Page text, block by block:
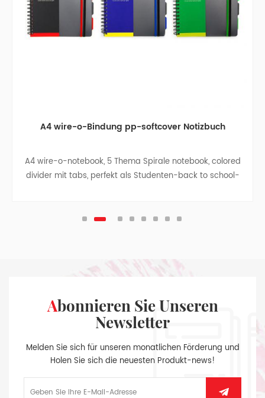
A4 wire-o-Bindung pp-softcover Notizbuch
A4 wire-o-notebook, 5 Thema Spirale notebook, colored
divider mit tabs, perfekt als Studenten-back to school-
Abonnieren Sie Unseren
Newsletter
Melden Sie sich für unseren monatlichen Förderung und
Holen Sie sich die neuesten Produkt-news!